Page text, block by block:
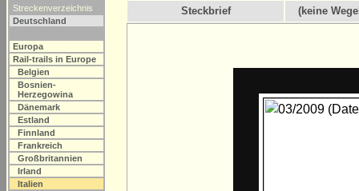
Streckenverzeichnis
Deutschland
Europa
Rail-trails in Europe
Belgien
Bosnien-
Herzegowina
Dänemark
Estland
Finnland
Frankreich
Großbritannien
Irland
Italien
Steckbrief (keine